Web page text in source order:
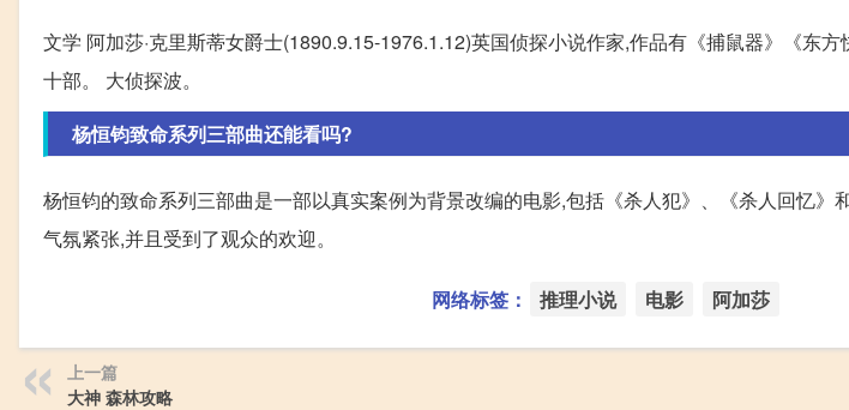
文学 阿加莎·克里斯蒂女爵士(1890.9.15-1976.1.12)英国侦探小说作家,作品有《捕鼠器》《东
十部。 大侦探波。
杨恒钧致命系列三部曲还能看吗?
杨恒钧的致命系列三部曲是一部以真实案例为背景改编的电影,包括《杀人犯》、《杀人回忆》
气氛紧张,并且受到了观众的欢迎。
网络标签： 推理小说 电影 阿加莎
上一篇
大神 森林攻略